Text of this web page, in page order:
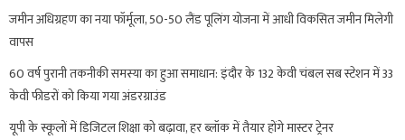
जमीन अधिग्रहण का नया फॉर्मूला, 50-50 लैंड पूलिंग योजना में आधी विकसित जमीन मिलेगी
वापस
60 वर्ष पुरानी तकनीकी समस्या का हुआ समाधान: इंदौर के 132 केवी चंबल सब स्टेशन में 33
केवी फीडरों को किया गया अंडरग्राउंड
यूपी के स्कूलों में डिजिटल शिक्षा को बढ़ावा, हर ब्लॉक में तैयार होंगे मास्टर ट्रेनर